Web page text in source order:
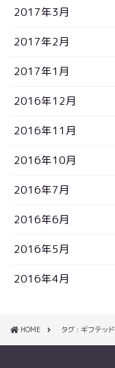
2017年3月
2017年2月
2017年1月
2016年12月
2016年11月
2016年10月
2016年7月
2016年6月
2016年5月
2016年4月
HOME タグ : ギフテッド